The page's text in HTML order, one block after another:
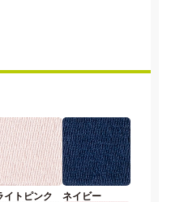
イトピンク ネイビー